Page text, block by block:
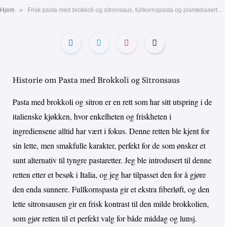
Hjem »
Historie om Pasta med Brokkoli og Sitronsaus
Pasta med brokkoli og sitron er en rett som har sitt utspring i de
italienske kjøkken, hvor enkelheten og friskheten i
ingrediensene alltid har vært i fokus. Denne retten ble kjent for
sin lette, men smakfulle karakter, perfekt for de som ønsker et
sunt alternativ til tyngre pastaretter. Jeg ble introdusert til denne
retten etter et besøk i Italia, og jeg har tilpasset den for å gjøre
den enda sunnere. Fullkornspasta gir et ekstra fiberløft, og den
lette sitronsausen gir en frisk kontrast til den milde brokkolien,
som gjør retten til et perfekt valg for både middag og lunsj.